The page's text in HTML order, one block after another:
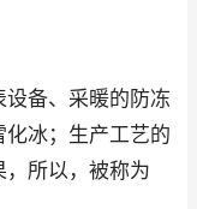
备、采暖的防冻
冰；生产工艺的
所以，被称为